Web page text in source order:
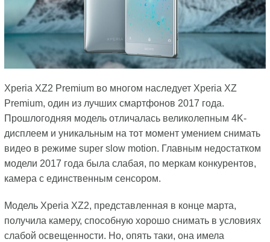
Xperia XZ2 Premium во многом наследует Xperia XZ
Premium, один из лучших смартфонов 2017 года.
Прошлогодняя модель отличалась великолепным 4K-
дисплеем и уникальным на тот момент умением снимать
видео в режиме super slow motion. Главным недостатком
модели 2017 года была слабая, по меркам конкурентов,
камера с единственным сенсором.
Модель Xperia XZ2, представленная в конце марта,
получила камеру, способную хорошо снимать в условиях
слабой освещенности. Но, опять таки, она имела